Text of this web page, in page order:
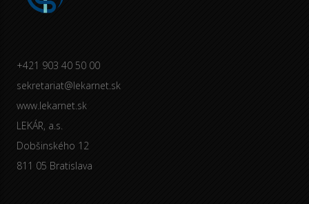
+421 903 40 50 00
sekretariat@lekarnet.sk
www.lekarnet.sk
LEKÁR, a.s.
Dobšinského 12
811 05 Bratislava